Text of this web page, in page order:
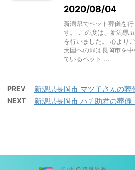
2020/08/04
新潟県でペット葬儀を
す。 この度は、新潟県
を行いました。 心より
天国への扉は長岡市を
ているペット ...
PREV 新潟県長岡市 マツ子さんの
NEXT 新潟県長岡市 ハチ助君の葬